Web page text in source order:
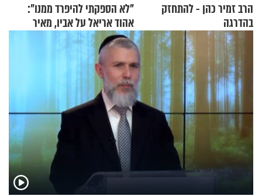
הרב זמיר כהן - להתחזק
בהדרגה
"לא הספקתי להיפרד ממנו":
אהוד אריאל על אביו, מאיר
אריאל ז"ל